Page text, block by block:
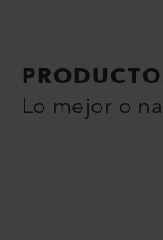
Lo mejor o